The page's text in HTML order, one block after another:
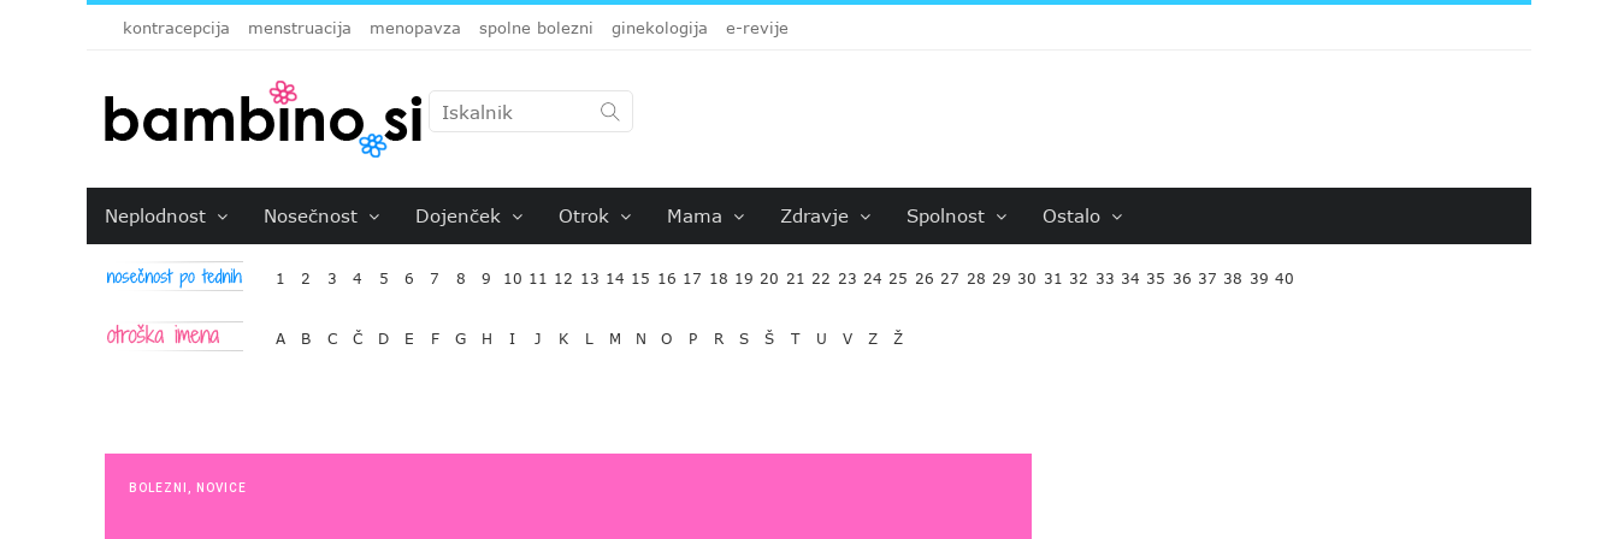
kontracepcija menstruacija menopavza spolne bolezni ginekologija e-revije
Neplodnost Nosečnost Dojenček Otrok Mama Zdravje Spolnost Ostalo
1 2 3 4 5 6 7 8 9 10 11 12 13 14 15 16 17 18 19 20 21 22 23 24 25 26 27 28 29 30 31 32 33 34 35 36 37 38 39 40
A B C Č D E F G H I J K L M N O P R S Š T U V Z Ž
BOLEZNI NOVICE